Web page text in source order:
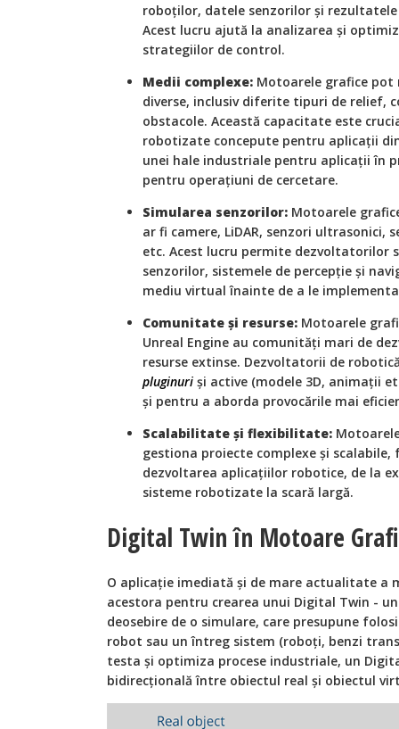
roboților, datele senzorilor și
Acest lucru ajută la analizarea și
strategiilor de control.
Medii complexe: Motoarele grafice pot
diverse, inclusiv diferite tipuri de relief,
obstacole. Această capacitate este
robotizate concepute pentru aplicații
unei hale industriale pentru aplicații în
pentru operațiuni de cercetare.
Simularea senzorilor: Motoarele
ar fi camere, LiDAR, senzori
etc. Acest lucru permite dezvoltatorilor
senzorilor, sistemele de percepție și
mediu virtual înainte de a le
Comunitate și resurse: Motoarele
Unreal Engine au comunități mari de
resurse extinse. Dezvoltatorii de
pluginuri și active (modele 3D, animații
și pentru a aborda provocările mai
Scalabilitate și flexibilitate:
gestiona proiecte complexe și
dezvoltarea aplicațiilor robotice, de la
sisteme robotizate la scară largă.
Digital Twin în Motoare
O aplicație imediată și de mare actualitate a
acestora pentru crearea unui Digital Twin -
deosebire de o simulare, care presupune
robot sau un întreg sistem (roboți, benzi
testa și optimiza procese industriale, un
bidirecțională între obiectul real și obiectul